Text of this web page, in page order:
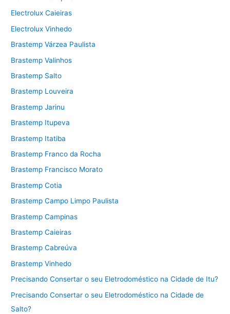
Electrolux Caieiras
Electrolux Vinhedo
Brastemp Várzea Paulista
Brastemp Valinhos
Brastemp Salto
Brastemp Louveira
Brastemp Jarinu
Brastemp Itupeva
Brastemp Itatiba
Brastemp Franco da Rocha
Brastemp Francisco Morato
Brastemp Cotia
Brastemp Campo Limpo Paulista
Brastemp Campinas
Brastemp Caieiras
Brastemp Cabreúva
Brastemp Vinhedo
Precisando Consertar o seu Eletrodoméstico na Cidade de Itu?
Precisando Consertar o seu Eletrodoméstico na Cidade de
Salto?